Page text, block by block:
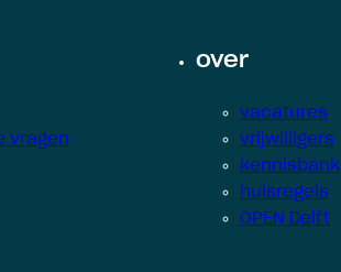
vragen
over
vacatures
vrijwilligers
kennisbank
huisregels
OPEN Delft